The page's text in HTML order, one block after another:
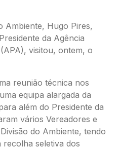
Ambiente, Hugo Pires,
da Agência
visitou, ontem, o
reunião técnica nos
equipa alargada da
além do Presidente da
vários Vereadores e
do Ambiente, tendo
seletiva dos